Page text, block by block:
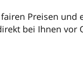
Preisen und
bei Ihnen vor